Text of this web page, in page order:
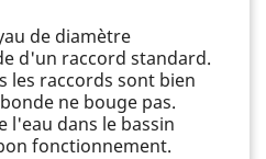
de diamètre
d'un raccord standard.
les raccords sont bien
ne bouge pas.
l'eau dans le bassin
fonctionnement.